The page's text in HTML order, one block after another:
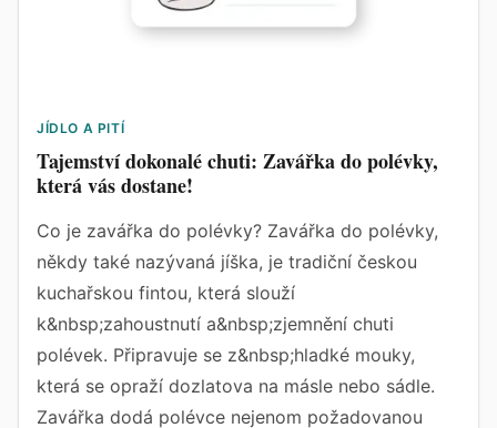
JÍDLO A PITÍ
Tajemství dokonalé chuti: Zavářka do polévky,
která vás dostane!
Co je zavářka do polévky? Zavářka do polévky,
někdy také nazývaná jíška, je tradiční českou
kuchařskou fintou, která slouží
k&nbsp;zahoustnutí a&nbsp;zjemnění chuti
polévek. Připravuje se z&nbsp;hladké mouky,
která se opraží dozlatova na másle nebo sádle.
Zavářka dodá polévce nejenom požadovanou